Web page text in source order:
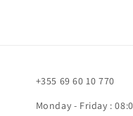
+355 69 60 10 770
Monday - Friday :